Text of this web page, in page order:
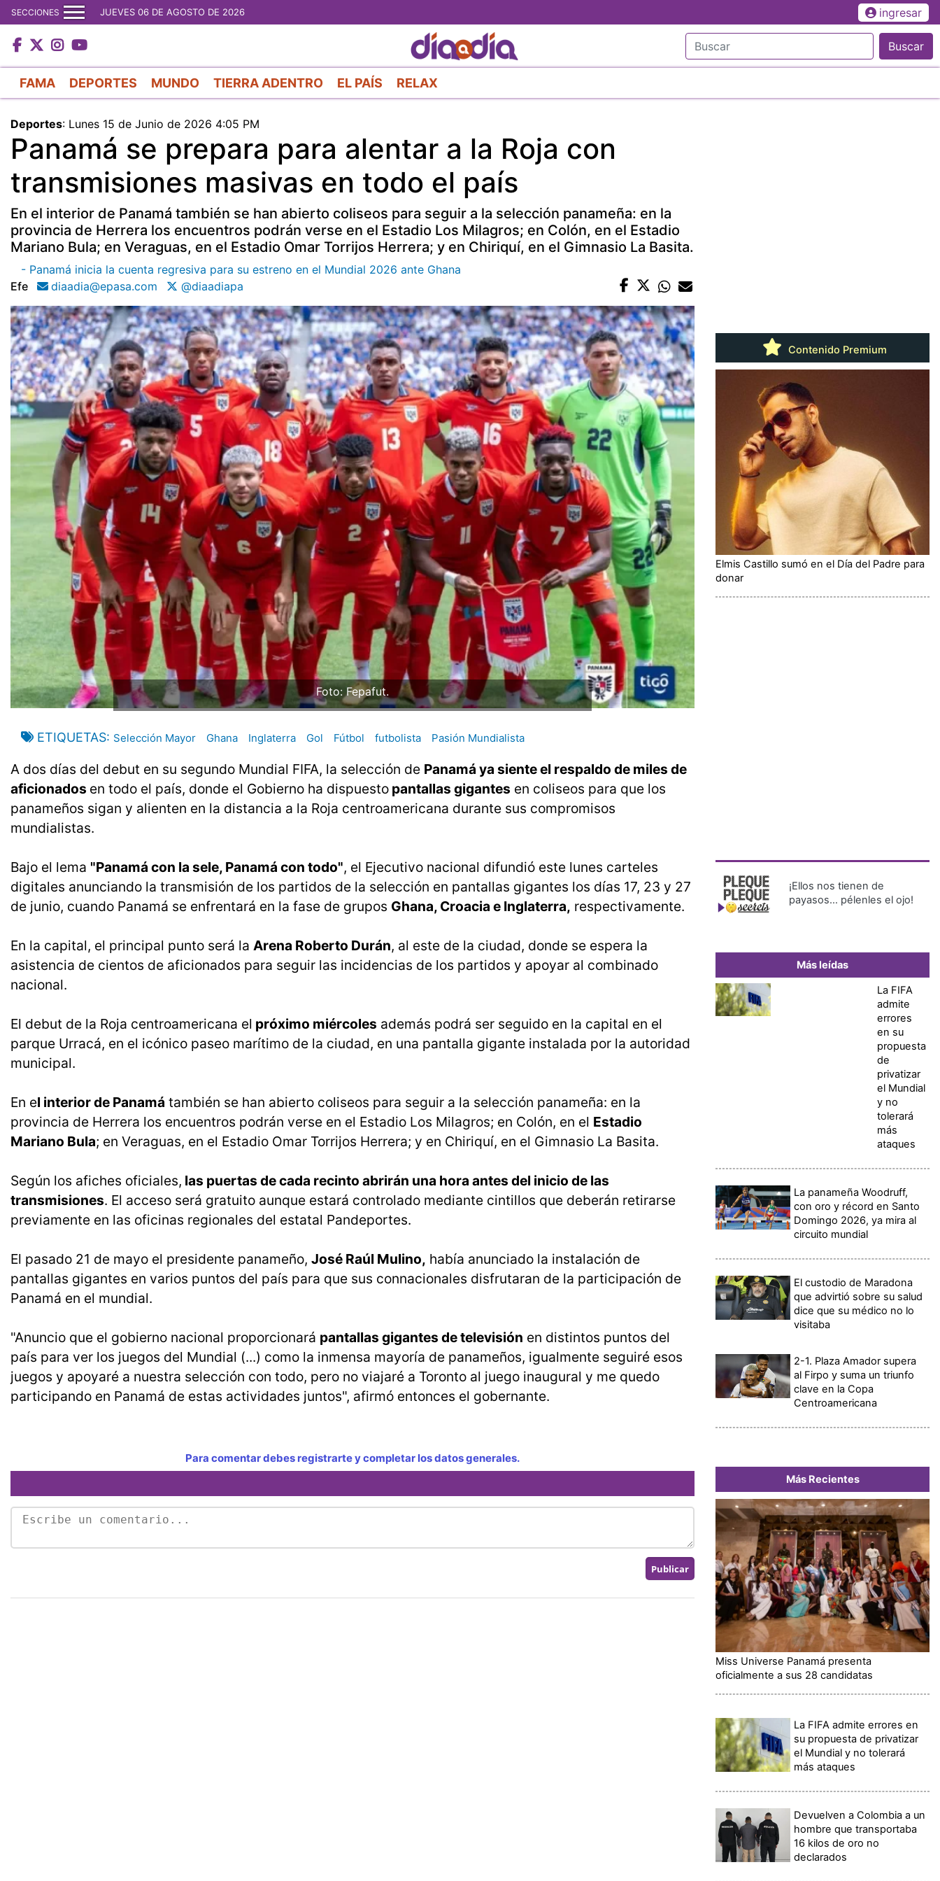
al
contenido
principal
SECCIONES JUEVES 06 DE AGOSTO DE 2026 ingresar
Buscar
FAMA DEPORTES MUNDO TIERRA ADENTRO EL PAÍS RELAX
Deportes: Lunes 15 de Junio de 2026 4:05 PM
Panamá se prepara para alentar a la Roja con
transmisiones masivas en todo el país
En el interior de Panamá también se han abierto coliseos para seguir a la selección panameña: en la
provincia de Herrera los encuentros podrán verse en el Estadio Los Milagros; en Colón, en el Estadio
Mariano Bula; en Veraguas, en el Estadio Omar Torrijos Herrera; y en Chiriquí, en el Gimnasio La Basita.
- Panamá inicia la cuenta regresiva para su estreno en el Mundial 2026 ante Ghana
Efe
diaadia@epasa.com @diaadiapa
Foto: Fepafut.
ETIQUETAS Selección Mayor Ghana Inglaterra Gol Fútbol futbolista Pasión Mundialista
A dos días del debut en su segundo Mundial FIFA, la selección de Panamá ya siente el respaldo de miles de
aficionados en todo el país, donde el Gobierno ha dispuesto pantallas gigantes en coliseos para que los
panameños sigan y alienten en la distancia a la Roja centroamericana durante sus compromisos
mundialistas.
Bajo el lema "Panamá con la sele, Panamá con todo", el Ejecutivo nacional difundió este lunes carteles
digitales anunciando la transmisión de los partidos de la selección en pantallas gigantes los días 17, 23 y 27
de junio, cuando Panamá se enfrentará en la fase de grupos Ghana, Croacia e Inglaterra, respectivamente.
En la capital, el principal punto será la Arena Roberto Durán, al este de la ciudad, donde se espera la
asistencia de cientos de aficionados para seguir las incidencias de los partidos y apoyar al combinado
nacional.
El debut de la Roja centroamericana el próximo miércoles además podrá ser seguido en la capital en el
parque Urracá, en el icónico paseo marítimo de la ciudad, en una pantalla gigante instalada por la autoridad
municipal.
En el interior de Panamá también se han abierto coliseos para seguir a la selección panameña: en la
provincia de Herrera los encuentros podrán verse en el Estadio Los Milagros; en Colón, en el Estadio
Mariano Bula; en Veraguas, en el Estadio Omar Torrijos Herrera; y en Chiriquí, en el Gimnasio La Basita.
Según los afiches oficiales, las puertas de cada recinto abrirán una hora antes del inicio de las
transmisiones. El acceso será gratuito aunque estará controlado mediante cintillos que deberán retirarse
previamente en las oficinas regionales del estatal Pandeportes.
El pasado 21 de mayo el presidente panameño, José Raúl Mulino, había anunciado la instalación de
pantallas gigantes en varios puntos del país para que sus connacionales disfrutaran de la participación de
Panamá en el mundial.
"Anuncio que el gobierno nacional proporcionará pantallas gigantes de televisión en distintos puntos del
país para ver los juegos del Mundial (...) como la inmensa mayoría de panameños, igualmente seguiré esos
juegos y apoyaré a nuestra selección con todo, pero no viajaré a Toronto al juego inaugural y me quedo
participando en Panamá de estas actividades juntos", afirmó entonces el gobernante.
Para comentar debes registrarte y completar los datos generales.
Contenido Premium
Elmis Castillo sumó en el Día del Padre para
donar
¡Ellos nos tienen de
payasos… pélenles el ojo!
Más leídas
La FIFA
admite
errores
en su
propuesta
de
privatizar
el Mundial
y no
tolerará
más
ataques
La panameña Woodruff,
con oro y récord en Santo
Domingo 2026, ya mira al
circuito mundial
El custodio de Maradona
que advirtió sobre su salud
dice que su médico no lo
visitaba
2-1. Plaza Amador supera
al Firpo y suma un triunfo
clave en la Copa
Centroamericana
Más Recientes
Miss Universe Panamá presenta
oficialmente a sus 28 candidatas
La FIFA admite errores en
su propuesta de privatizar
el Mundial y no tolerará
más ataques
Devuelven a Colombia a un
hombre que transportaba
16 kilos de oro no
declarados